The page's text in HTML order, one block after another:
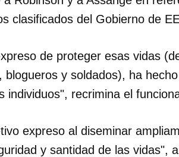
como favorito
clasificados del Gobierno de
de proteger esas vidas
blogueros y soldados), ha
individuos", recrimina el
expreso al diseminar
y santidad de las vidas",